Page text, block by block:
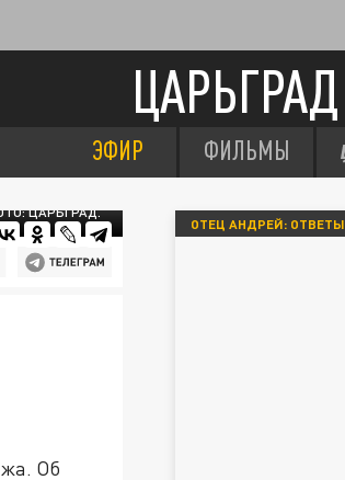
ЦАРЬГРАД
ЭФИР ФИЛЬМЫ
ЦАРЬГРАД.
Об
ОТЕЦ АНДРЕЙ: ОТВЕТЫ